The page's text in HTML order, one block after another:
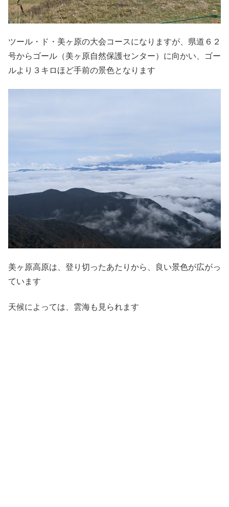
ツール・ド・美ヶ原の大会コースになりますが、県道６２
号からゴール（美ヶ原自然保護センター）に向かい、ゴー
ルより３キロほど手前の景色となります
美ヶ原高原は、登り切ったあたりから、良い景色が広がっ
ています
天候によっては、雲海も見られます